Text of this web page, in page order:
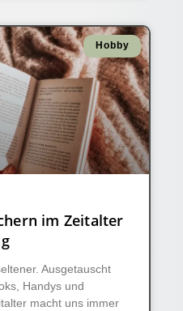
Hobby
im Zeitalter
Ausgetauscht
Handys und
macht uns immer